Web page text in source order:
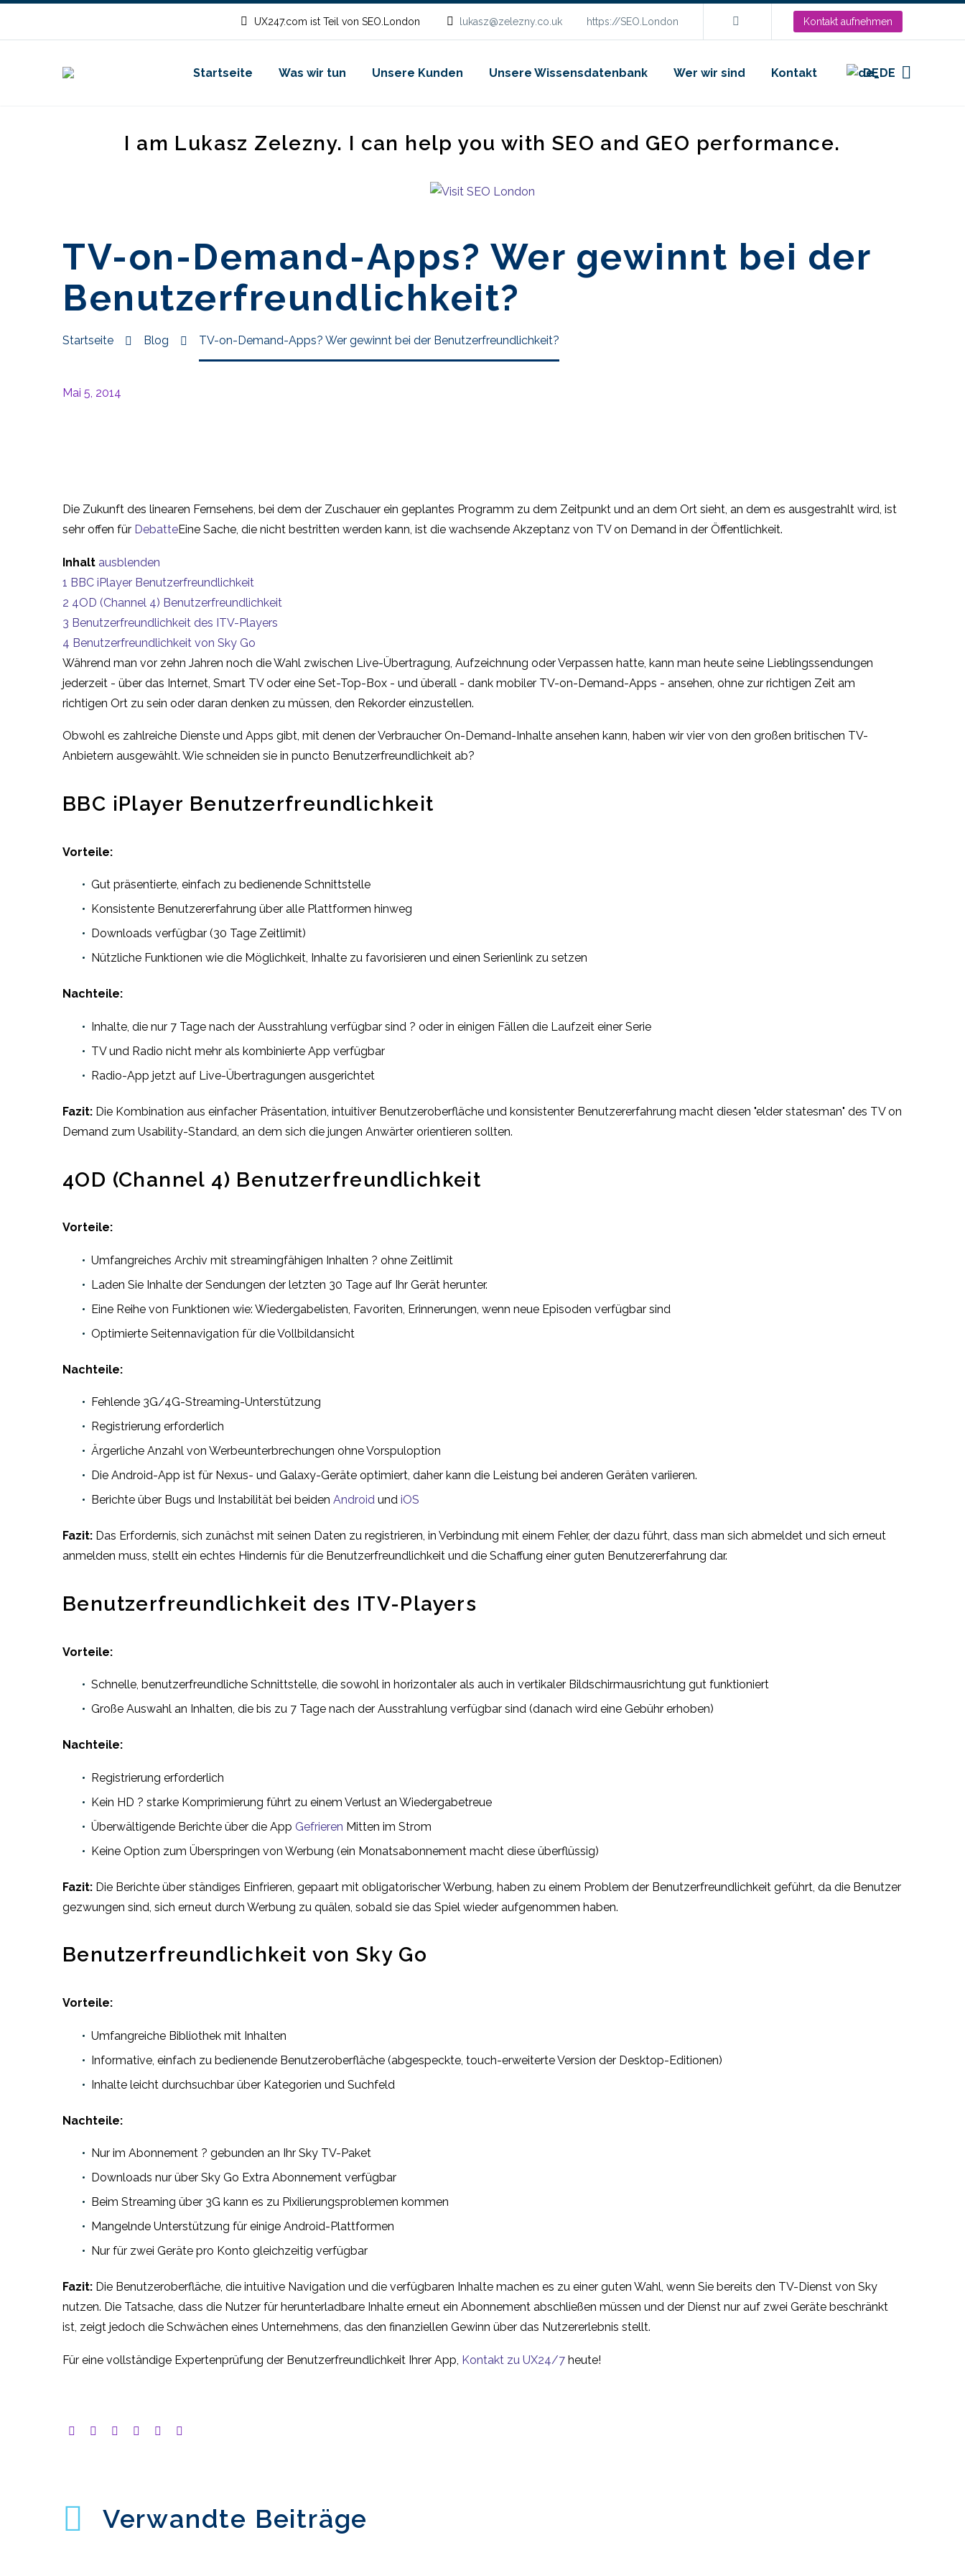
UX247.com ist Teil von SEO.London lukasz@zelezny.co.uk https://SEO.London Kontakt aufnehmen
Startseite Was wir tun Unsere Kunden Unsere Wissensdatenbank Wer wir sind Kontakt DE
I am Lukasz Zelezny. I can help you with SEO and GEO performance.
TV-on-Demand-Apps? Wer gewinnt bei der
Benutzerfreundlichkeit?
Startseite Blog TV-on-Demand-Apps? Wer gewinnt bei der Benutzerfreundlichkeit?
Mai 5, 2014
Die Zukunft des linearen Fernsehens, bei dem der Zuschauer ein geplantes Programm zu dem Zeitpunkt und an dem Ort sieht, an dem es ausgestrahlt wird, ist
sehr offen für DebatteEine Sache, die nicht bestritten werden kann, ist die wachsende Akzeptanz von TV on Demand in der Öffentlichkeit.
Inhalt ausblenden
1 BBC iPlayer Benutzerfreundlichkeit
2 4OD (Channel 4) Benutzerfreundlichkeit
3 Benutzerfreundlichkeit des ITV-Players
4 Benutzerfreundlichkeit von Sky Go
Während man vor zehn Jahren noch die Wahl zwischen Live-Übertragung, Aufzeichnung oder Verpassen hatte, kann man heute seine Lieblingssendungen
jederzeit - über das Internet, Smart TV oder eine Set-Top-Box - und überall - dank mobiler TV-on-Demand-Apps - ansehen, ohne zur richtigen Zeit am
richtigen Ort zu sein oder daran denken zu müssen, den Rekorder einzustellen.
Obwohl es zahlreiche Dienste und Apps gibt, mit denen der Verbraucher On-Demand-Inhalte ansehen kann, haben wir vier von den großen britischen TV-
Anbietern ausgewählt. Wie schneiden sie in puncto Benutzerfreundlichkeit ab?
BBC iPlayer Benutzerfreundlichkeit
Vorteile:
Gut präsentierte, einfach zu bedienende Schnittstelle
Konsistente Benutzererfahrung über alle Plattformen hinweg
Downloads verfügbar (30 Tage Zeitlimit)
Nützliche Funktionen wie die Möglichkeit, Inhalte zu favorisieren und einen Serienlink zu setzen
Nachteile:
Inhalte, die nur 7 Tage nach der Ausstrahlung verfügbar sind ? oder in einigen Fällen die Laufzeit einer Serie
TV und Radio nicht mehr als kombinierte App verfügbar
Radio-App jetzt auf Live-Übertragungen ausgerichtet
Fazit: Die Kombination aus einfacher Präsentation, intuitiver Benutzeroberfläche und konsistenter Benutzererfahrung macht diesen "elder statesman" des TV on
Demand zum Usability-Standard, an dem sich die jungen Anwärter orientieren sollten.
4OD (Channel 4) Benutzerfreundlichkeit
Vorteile:
Umfangreiches Archiv mit streamingfähigen Inhalten ? ohne Zeitlimit
Laden Sie Inhalte der Sendungen der letzten 30 Tage auf Ihr Gerät herunter.
Eine Reihe von Funktionen wie: Wiedergabelisten, Favoriten, Erinnerungen, wenn neue Episoden verfügbar sind
Optimierte Seitennavigation für die Vollbildansicht
Nachteile:
Fehlende 3G/4G-Streaming-Unterstützung
Registrierung erforderlich
Ärgerliche Anzahl von Werbeunterbrechungen ohne Vorspuloption
Die Android-App ist für Nexus- und Galaxy-Geräte optimiert, daher kann die Leistung bei anderen Geräten variieren.
Berichte über Bugs und Instabilität bei beiden Android und iOS
Fazit: Das Erfordernis, sich zunächst mit seinen Daten zu registrieren, in Verbindung mit einem Fehler, der dazu führt, dass man sich abmeldet und sich erneut
anmelden muss, stellt ein echtes Hindernis für die Benutzerfreundlichkeit und die Schaffung einer guten Benutzererfahrung dar.
Benutzerfreundlichkeit des ITV-Players
Vorteile:
Schnelle, benutzerfreundliche Schnittstelle, die sowohl in horizontaler als auch in vertikaler Bildschirmausrichtung gut funktioniert
Große Auswahl an Inhalten, die bis zu 7 Tage nach der Ausstrahlung verfügbar sind (danach wird eine Gebühr erhoben)
Nachteile:
Registrierung erforderlich
Kein HD ? starke Komprimierung führt zu einem Verlust an Wiedergabetreue
Überwältigende Berichte über die App Gefrieren Mitten im Strom
Keine Option zum Überspringen von Werbung (ein Monatsabonnement macht diese überflüssig)
Fazit: Die Berichte über ständiges Einfrieren, gepaart mit obligatorischer Werbung, haben zu einem Problem der Benutzerfreundlichkeit geführt, da die Benutzer
gezwungen sind, sich erneut durch Werbung zu quälen, sobald sie das Spiel wieder aufgenommen haben.
Benutzerfreundlichkeit von Sky Go
Vorteile:
Umfangreiche Bibliothek mit Inhalten
Informative, einfach zu bedienende Benutzeroberfläche (abgespeckte, touch-erweiterte Version der Desktop-Editionen)
Inhalte leicht durchsuchbar über Kategorien und Suchfeld
Nachteile:
Nur im Abonnement ? gebunden an Ihr Sky TV-Paket
Downloads nur über Sky Go Extra Abonnement verfügbar
Beim Streaming über 3G kann es zu Pixilierungsproblemen kommen
Mangelnde Unterstützung für einige Android-Plattformen
Nur für zwei Geräte pro Konto gleichzeitig verfügbar
Fazit: Die Benutzeroberfläche, die intuitive Navigation und die verfügbaren Inhalte machen es zu einer guten Wahl, wenn Sie bereits den TV-Dienst von Sky
nutzen. Die Tatsache, dass die Nutzer für herunterladbare Inhalte erneut ein Abonnement abschließen müssen und der Dienst nur auf zwei Geräte beschränkt
ist, zeigt jedoch die Schwächen eines Unternehmens, das den finanziellen Gewinn über das Nutzererlebnis stellt.
Für eine vollständige Expertenprüfung der Benutzerfreundlichkeit Ihrer App, Kontakt zu UX24/7 heute!
Verwandte Beiträge